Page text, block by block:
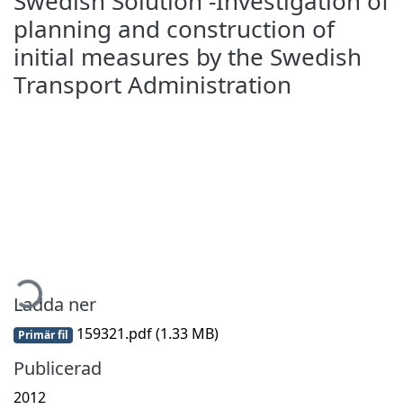
planning and construction of
initial measures by the Swedish
Transport Administration
Ladda ner
Primär fil 159321.pdf(1.33 MB)
Publicerad
2012